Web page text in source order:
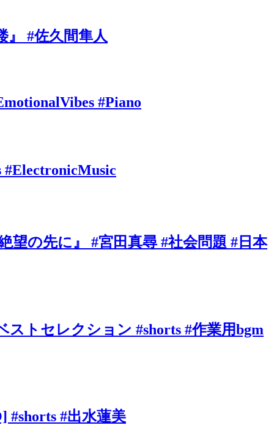
』 #佐久間隼人
#Piano
の先に』 #宮田真尋 #社会問題 #日本
ストセレクション #shorts #作業用bgm
#shorts #出水蓮美